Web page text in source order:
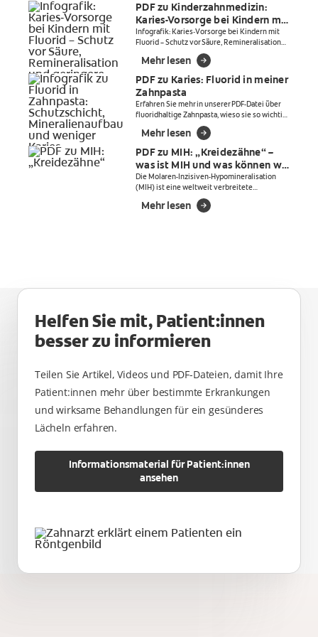
PDF zu Kinderzahnmedizin:
Karies-Vorsorge bei Kindern mit
Fluorid
Infografik: Karies‑Vorsorge bei Kindern mit
Fluorid – Schutz vor Säure, Remineralisation
und geringere Kariesrate.
Mehr lesen
PDF zu Karies: Fluorid in meiner
Zahnpasta
Erfahren Sie mehr in unserer PDF-Datei über
fluoridhaltige Zahnpasta, wieso sie so wichtig
und unverzichtbar für unsere Zähne ist und zur
Mundhygiene beiträgt.
Mehr lesen
PDF zu MIH: „Kreidezähne“ –
was ist MIH und was können wir
dagegen tun?
Die Molaren-Inzisiven-Hypomineralisation
(MIH) ist eine weltweit verbreitete
Entwicklungsstörung der Zähne und auch in
Deutschland ist sie bereits weit verbreitet.
Mehr lesen
Helfen Sie mit, Patient:innen
besser zu informieren
Teilen Sie Artikel, Videos und PDF-Dateien, damit Ihre
Patient:innen mehr über bestimmte Erkrankungen
und wirksame Behandlungen für ein gesünderes
Lächeln erfahren.
Informationsmaterial für Patient:innen
ansehen